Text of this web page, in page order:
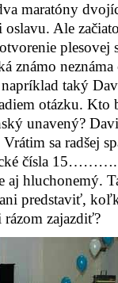
maratóny
Ale
plesovej
známo
taký
otázku. Kto
unavený?
sa radšej
čísla
hluchonemý.
predstaviť,
zajazdiť?